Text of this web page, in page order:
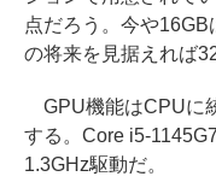
点だろう。今や
の将来を見据えれば
GPU機能はCPUに
する。Core i5-
1.3GHz駆動だ。